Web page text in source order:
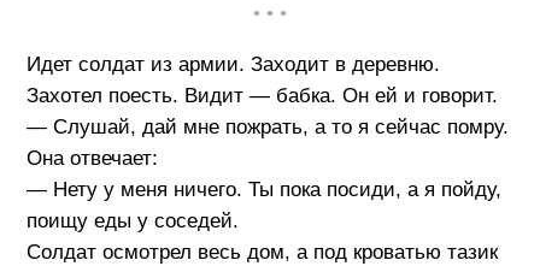
• • •
Идет солдат из армии. Заходит в деревню.
Захотел поесть. Видит — бабка. Он ей и говорит.
— Слушай, дай мне пожрать, а то я сейчас помру.
Она отвечает:
— Нету у меня ничего. Ты пока посиди, а я пойду,
поищу еды у соседей.
Солдат осмотрел весь дом, а под кроватью тазик